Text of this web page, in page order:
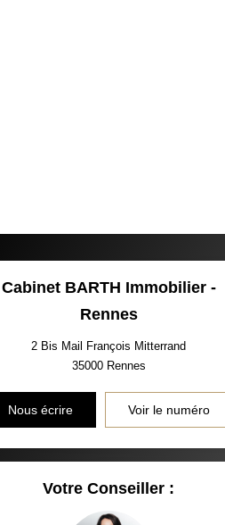
Cabinet BARTH Immobilier -
Rennes
2 Bis Mail François Mitterrand
35000 Rennes
Nous écrire Voir le numéro
Votre Conseiller :